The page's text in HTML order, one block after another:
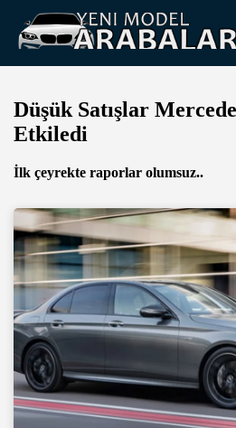
Düşük Satışlar
Etkiledi
İlk çeyrekte raporlar olumsuz..